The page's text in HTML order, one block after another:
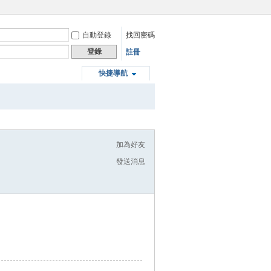
自動登錄
找回密碼
登錄 註冊
快捷導航
加為好友
發送消息